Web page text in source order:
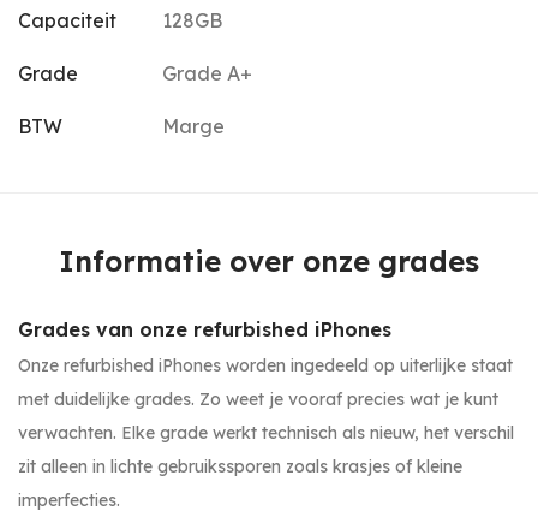
Capaciteit 128GB
Grade Grade A+
BTW Marge
Informatie over onze grades
Grades van onze refurbished iPhones
Onze refurbished iPhones worden ingedeeld op uiterlijke staat
met duidelijke grades. Zo weet je vooraf precies wat je kunt
verwachten. Elke grade werkt technisch als nieuw, het verschil
zit alleen in lichte gebruikssporen zoals krasjes of kleine
imperfecties.